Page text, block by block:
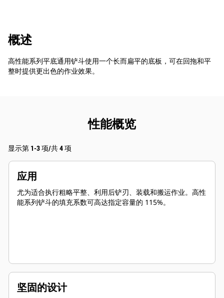
概述
高性能系列平底通用铲斗使用一个长而扁平的底板，可在回拖和平
整时提供更出色的作业效果。
性能概览
显示第 1-3 项/共 4 项
应用
尤为适合执行粗略平整、利用后铲刃、装载和搬运作业。高性
能系列铲斗的填充系数可高达指定容量的 115%。
坚固的设计